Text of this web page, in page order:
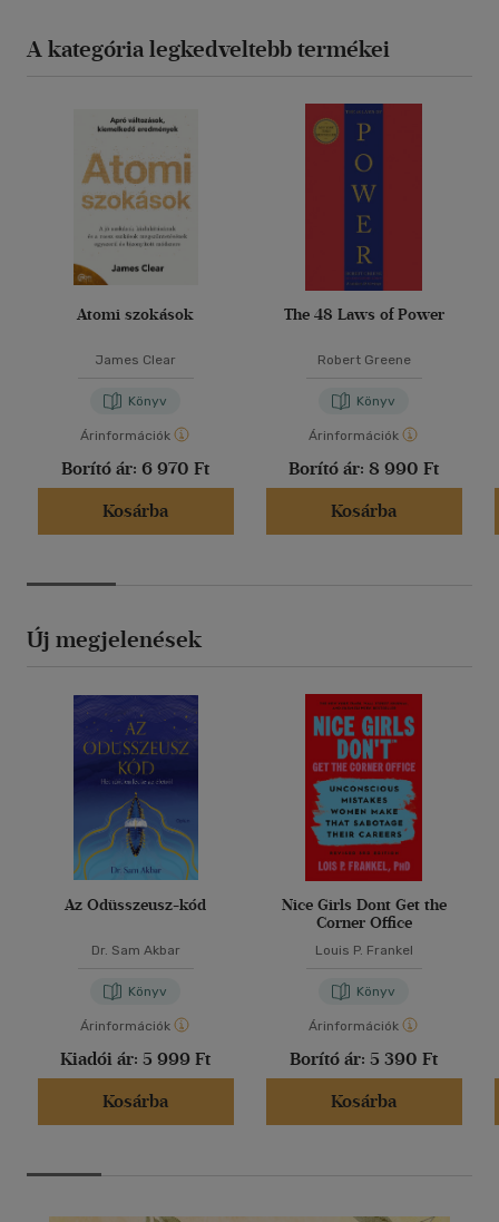
A kategória legkedveltebb termékei
Atomi szokások
James Clear
Könyv
Árinformációk
Borító ár: 6 970 Ft
Kosárba
The 48 Laws of Power
Robert Greene
Könyv
Árinformációk
Borító ár: 8 990 Ft
Kosárba
Új megjelenések
Az Odüsszeusz-kód
Dr. Sam Akbar
Könyv
Árinformációk
Kiadói ár: 5 999 Ft
Kosárba
Nice Girls Dont Get the
Corner Office
Louis P. Frankel
Könyv
Árinformációk
Borító ár: 5 390 Ft
Kosárba